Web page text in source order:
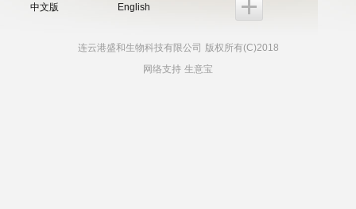
中文版 English
连云港盛和生物科技有限公司 版权所有(C)2018
网络支持 生意宝